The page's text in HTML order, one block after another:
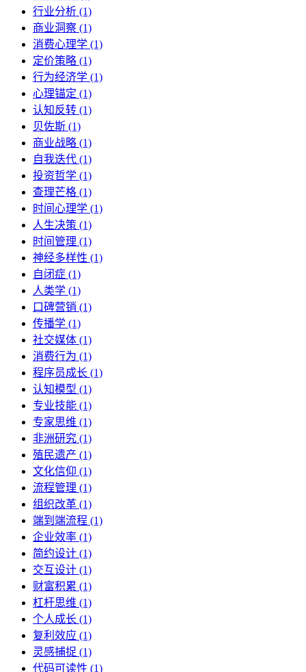
行业分析 (1)
商业洞察 (1)
消费心理学 (1)
定价策略 (1)
行为经济学 (1)
心理锚定 (1)
认知反转 (1)
贝佐斯 (1)
商业战略 (1)
自我迭代 (1)
投资哲学 (1)
查理芒格 (1)
时间心理学 (1)
人生决策 (1)
时间管理 (1)
神经多样性 (1)
自闭症 (1)
人类学 (1)
口碑营销 (1)
传播学 (1)
社交媒体 (1)
消费行为 (1)
程序员成长 (1)
认知模型 (1)
专业技能 (1)
专家思维 (1)
非洲研究 (1)
殖民遗产 (1)
文化信仰 (1)
流程管理 (1)
组织改革 (1)
端到端流程 (1)
企业效率 (1)
简约设计 (1)
交互设计 (1)
财富积累 (1)
杠杆思维 (1)
个人成长 (1)
复利效应 (1)
灵感捕捉 (1)
代码可读性 (1)